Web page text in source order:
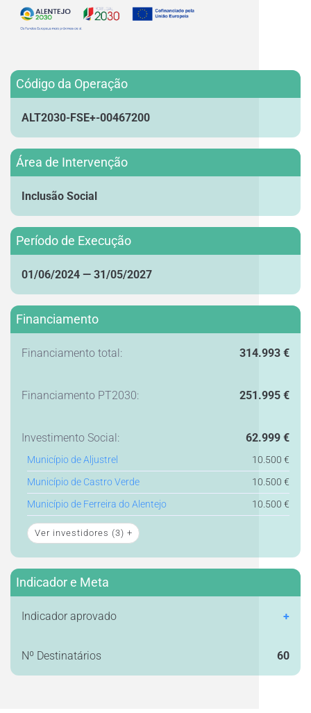
Código da Operação
ALT2030-FSE+-00467200
Área de Intervenção
Inclusão Social
Período de Execução
01/06/2024 — 31/05/2027
Financiamento
Financiamento total: 314.993 €
Financiamento PT2030: 251.995 €
Investimento Social: 62.999 €
Município de Aljustrel
10.500 €
Município de Castro Verde
10.500 €
Município de Ferreira do Alentejo
10.500 €
Ver investidores (3) +
Indicador e Meta
Indicador aprovado +
Nº Destinatários 60